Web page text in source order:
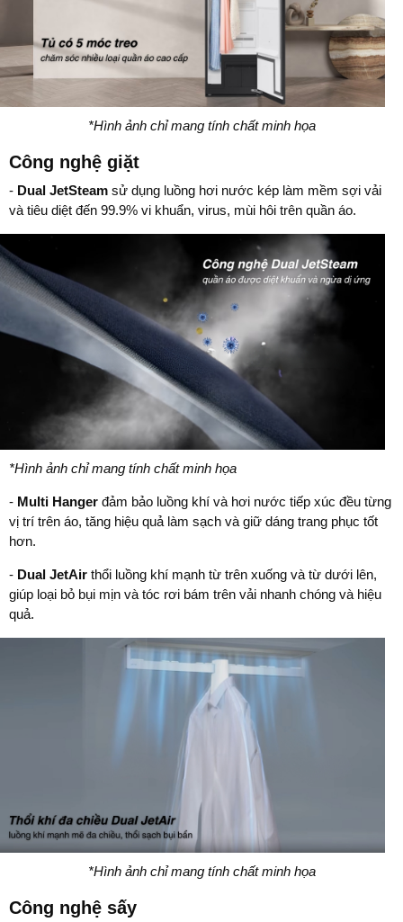
*Hình ảnh chỉ mang tính chất minh họa
Công nghệ giặt
- Dual JetSteam sử dụng luồng hơi nước kép làm mềm sợi vải
và tiêu diệt đến 99.9% vi khuẩn, virus, mùi hôi trên quần áo.
*Hình ảnh chỉ mang tính chất minh họa
- Multi Hanger đảm bảo luồng khí và hơi nước tiếp xúc đều từng
vị trí trên áo, tăng hiệu quả làm sạch và giữ dáng trang phục tốt
hơn.
- Dual JetAir thổi luồng khí mạnh từ trên xuống và từ dưới lên,
giúp loại bỏ bụi mịn và tóc rơi bám trên vải nhanh chóng và hiệu
quả.
*Hình ảnh chỉ mang tính chất minh họa
Công nghệ sấy